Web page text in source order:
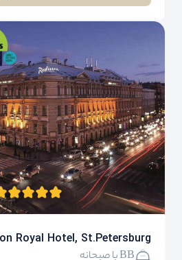
Royal Hotel, St.Petersburg
BB با صبحانه